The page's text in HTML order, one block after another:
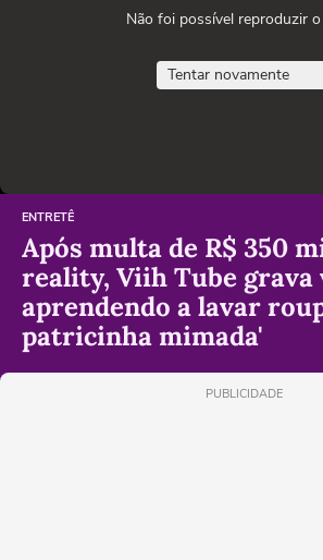
Não foi possível reproduzir
Tentar novamente
ENTRETÊ
Após multa de R$ 350
reality, Viih Tube grava
aprendendo a lavar
patricinha mimada'
PUBLICIDADE